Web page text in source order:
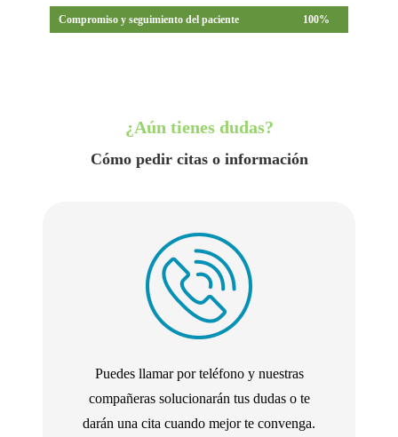
Compromiso y seguimiento del paciente 100%
¿Aún tienes dudas?
Cómo pedir citas o información
Puedes llamar por teléfono y nuestras
compañeras solucionarán tus dudas o te
darán una cita cuando mejor te convenga.